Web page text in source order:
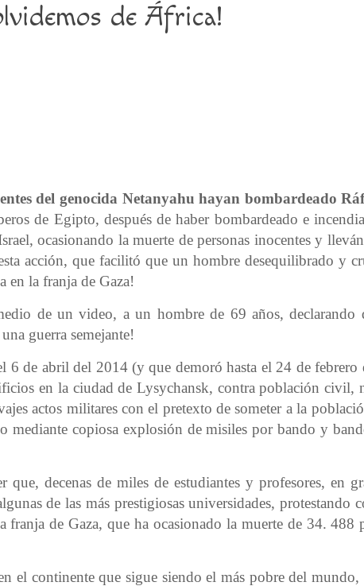
de África!
del genocida Netanyahu hayan bombardeado
de Egipto, después de haber bombardeado e
ocasionando la muerte de personas inocentes y
acción, que facilitó que un hombre desequilibrado y
en la franja de Gaza!
de un video, a un hombre de 69 años,
guerra semejante!
6 de abril del 2014 (y que demoró hasta el 24 de
en la ciudad de Lysychansk, contra población
actos militares con el pretexto de someter a la
mediante copiosa explosión de misiles por bando y
que, decenas de miles de estudiantes y profesores, en
de las más prestigiosas universidades, protestando
de Gaza, que ha ocasionado la muerte de 34. 488
el continente que sigue siendo el más pobre del